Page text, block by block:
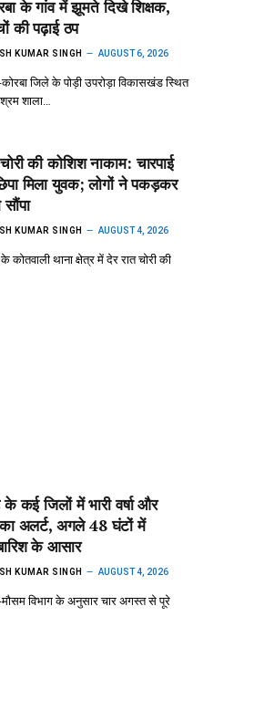
के गांव में झूमते दिखे शिक्षक,
की पढ़ाई ठप
KUMAR SINGH AUGUST 6, 2026
कोरबा जिले के पोड़ी उपरोड़ा विकासखंड स्थित
शाला…
की कोशिश नाकाम: चारपाई
मिला युवक; लोगों ने पकड़कर
KUMAR SINGH AUGUST 4, 2026
कोतवाली थाना क्षेत्र में देर रात चोरी की
के कई जिलों में भारी वर्षा और
अलर्ट, अगले 48 घंटों में
के आसार
KUMAR SINGH AUGUST 4, 2026
मौसम विभाग के अनुसार चार अगस्त से पूरे